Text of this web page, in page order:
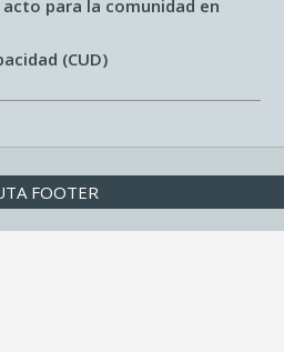
para la comunidad en
(CUD)
FOOTER